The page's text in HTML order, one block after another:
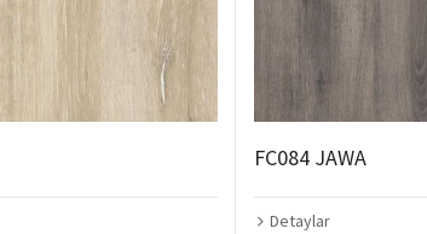
FC084 JAWA
Detaylar